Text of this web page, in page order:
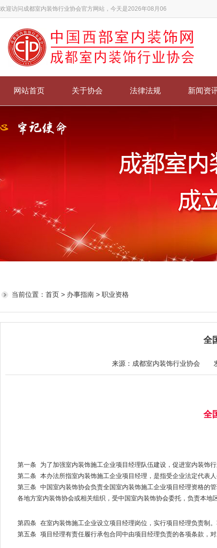
欢迎访问成都室内装饰行业协会官方网站，今天是2026年08月06
网站首页 关于协会 法律法规 新闻资
当前位置： 首页 > 办事指南 > 职业资格
全
来源：成都室内装饰行业协会
全
第一条 为了加强室内装饰施工企业项目经理队伍建设，促进室内装饰
第二条 本办法所指室内装饰施工企业项目经理，是指受企业法定代表
第三条 中国室内装饰协会负责全国室内装饰施工企业项目经理资格的
各地方室内装饰协会或相关组织，受中国室内装饰协会委托，负责本
第四条 在室内装饰施工企业设立项目经理岗位，实行项目经理负责制
第五条 项目经理有责任履行承包合同中由项目经理负责的各项条款，